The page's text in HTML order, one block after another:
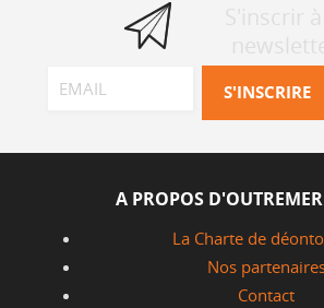
A PROPOS
La Charte de
Nos
Contact